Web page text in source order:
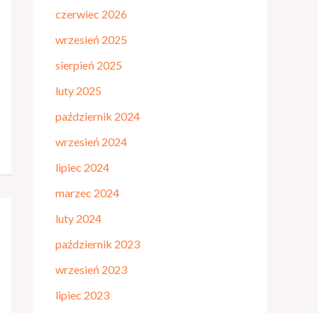
czerwiec 2026
wrzesień 2025
sierpień 2025
luty 2025
październik 2024
wrzesień 2024
lipiec 2024
marzec 2024
luty 2024
październik 2023
wrzesień 2023
lipiec 2023